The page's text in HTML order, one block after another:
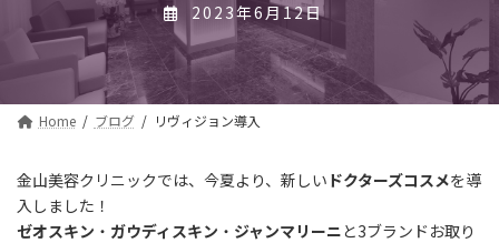
2023年6月12日
Home ブログ リヴィジョン導入
金山美容クリニックでは、今夏より、新しい ドクターズコスメを導
入しました！
ゼオスキン ・ ガウディスキン ・ ジャンマリーニと3ブランドお取り